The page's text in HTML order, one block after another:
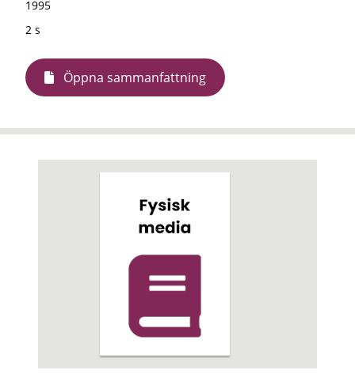
1995
2 s
Öppna sammanfattning